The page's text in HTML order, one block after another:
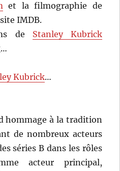
et la filmographie de
IMDB.
de Stanley Kubrick
Kubrick…
hommage à la tradition
de nombreux acteurs
séries B dans les rôles
acteur principal,